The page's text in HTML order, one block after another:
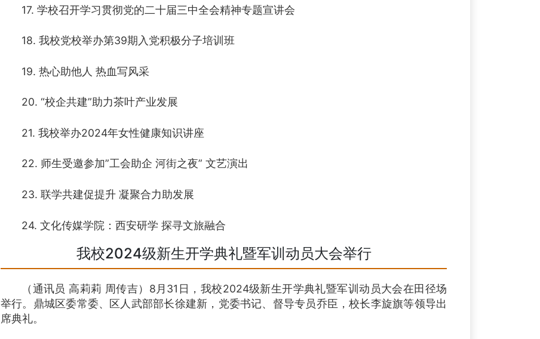
17. 学校召开学习贯彻党的二十届三中全会精神专题宣讲会
18. 我校党校举办第39期入党积极分子培训班
19. 热心助他人 热血写风采
20. “校企共建”助力茶叶产业发展
21. 我校举办2024年女性健康知识讲座
22. 师生受邀参加”工会助企 河街之夜” 文艺演出
23. 联学共建促提升 凝聚合力助发展
24. 文化传媒学院：西安研学 探寻文旅融合
我校2024级新生开学典礼暨军训动员大会举行
（通讯员 高莉莉 周传吉）8月31日，我校2024级新生开学典礼暨军训动员大会在田径场
举行。鼎城区委常委、区人武部部长徐建新，党委书记、督导专员乔臣，校长李旋旗等领导出
席典礼。